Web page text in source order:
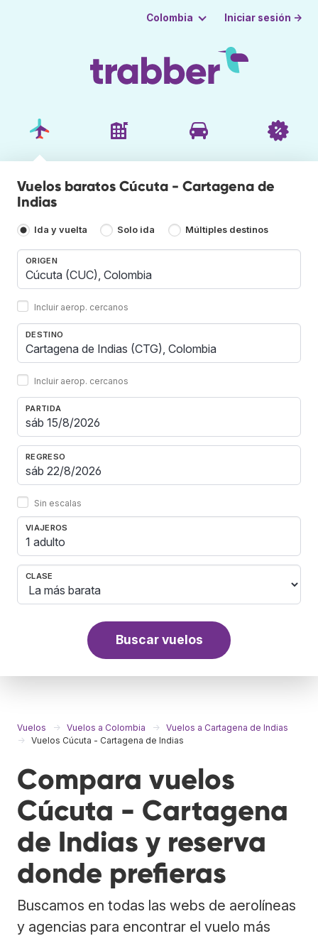
Colombia Iniciar sesión →
Vuelos baratos Cúcuta - Cartagena de
Indias
Ida y vuelta Solo ida Múltiples destinos
ORIGEN
Incluir aerop. cercanos
DESTINO
Incluir aerop. cercanos
PARTIDA
REGRESO
Sin escalas
VIAJEROS
1 adulto
CLASE
Buscar vuelos
Vuelos Vuelos a Colombia
Vuelos a Cartagena de Indias
Vuelos Cúcuta - Cartagena de Indias
Compara vuelos
Cúcuta - Cartagena
de Indias y reserva
donde prefieras
Buscamos en todas las webs de aerolíneas
y agencias para encontrar el vuelo más